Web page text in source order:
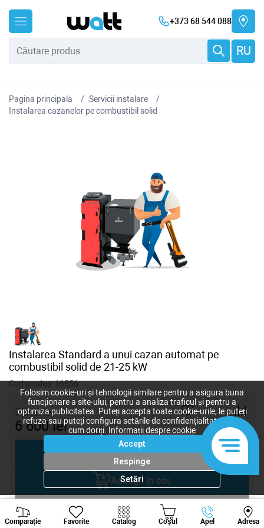
+373 68 544 088
RU
Pagina principala
Servicii instalare
Instalarea cazanelor pe combustibil solid
Instalarea Standard a unui cazan automat pe
combustibil solid de 21-25 kW
Cod produs:16556
7 392lei
6 600lei - +
Cumpără acum
Adaugă în coș
Negociază
Comparație Favorite Catalog Coșul Apel Adresa
Viber Whatsapp
Folosim cookie-uri și tehnologii similare pentru a asigura buna
funcționare a site-ului, pentru a analiza traficul și pentru a
optimiza publicitatea. Puteți accepta toate cookie-urile, le puteți
refuza sau puteți configura setările de confidențialitate după
cum doriți.
Informații despre cookie
Accept
Respinge
Setări